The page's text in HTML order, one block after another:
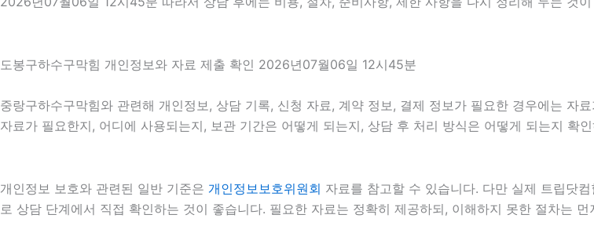
도봉구하수구막힘 개인정보와 자료 제출 확인 2026년07월06일 12시45분
중랑구하수구막힘와 관련해 개인정보, 상담 기록, 신청 자료, 계약 정보, 결제 정보가 필요한 경우에는
자료가 필요한지, 어디에 사용되는지, 보관 기간은 어떻게 되는지, 상담 후 처리 방식은 어떻게 되는지 확
개인정보 보호와 관련된 일반 기준은 개인정보보호위원회 자료를 참고할 수 있습니다. 다만 실제 트립닷
로 상담 단계에서 직접 확인하는 것이 좋습니다. 필요한 자료는 정확히 제공하되, 이해하지 못한 절차는